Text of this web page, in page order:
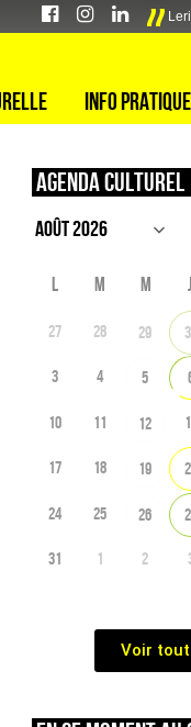
Info
Agenda culturel
L M M J
27 28 29
3 4 5
10 11 12
17 18 19
24 25 26
31 1 2
Voir